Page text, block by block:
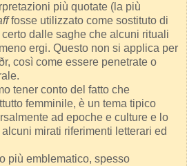
più quotate (la più
fosse utilizzato come sostituto di
dalle saghe che alcuni rituali
ergi. Questo non si applica per
così come essere penetrate o
tener conto del fatto che
femminile, è un tema tipico
ad epoche e culture e lo
mirati riferimenti letterari ed
più emblematico, spesso